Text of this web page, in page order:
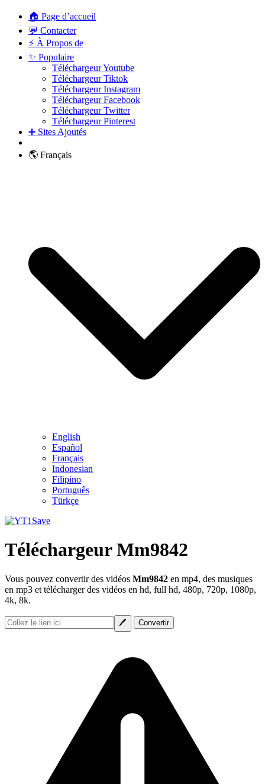
🏠 Page d’accueil
💬 Contacter
⚡ À Propos de
✨ Populaire
Téléchargeur Youtube
Téléchargeur Tiktok
Téléchargeur Instagram
Téléchargeur Facebook
Téléchargeur Twitter
Téléchargeur Pinterest
➕ Sites Ajoutés
🌎 Français
English
Español
Français
Indonesian
Filipino
Português
Türkçe
Téléchargeur Mm9842
Vous pouvez convertir des vidéos Mm9842 en mp4, des musiques
en mp3 et télécharger des vidéos en hd, full hd, 480p, 720p, 1080p,
4k, 8k.